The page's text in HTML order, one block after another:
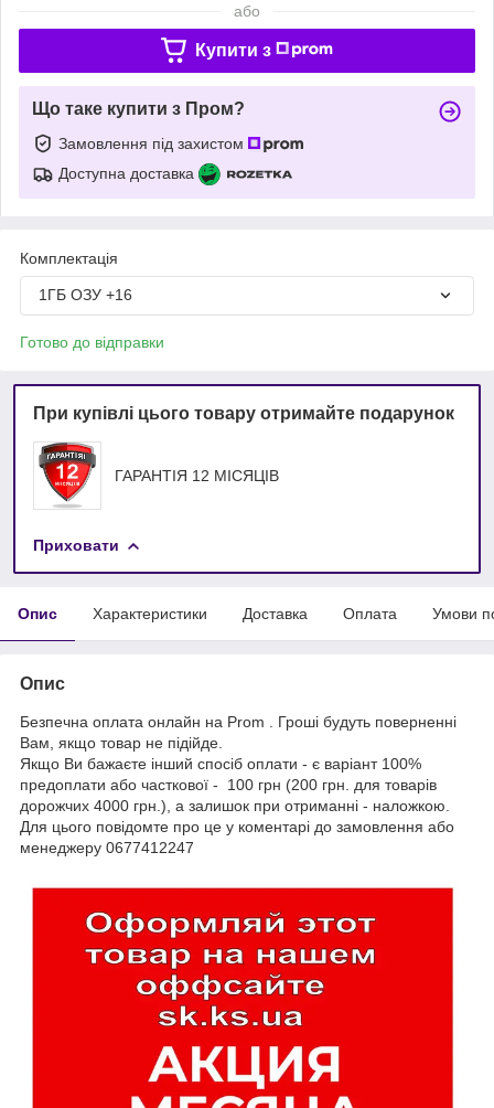
або
Купити з
Що таке купити з Пром?
Замовлення під захистом
Доступна доставка
Комплектація
1ГБ ОЗУ +16
Готово до відправки
При купівлі цього товару отримайте подарунок
ГАРАНТІЯ 12 МІСЯЦІВ
Приховати
Опис Характеристики Доставка Оплата Умови
Опис
Безпечна оплата онлайн на Prom . Гроші будуть поверненні
Вам, якщо товар не підійде.
Якщо Ви бажаєте інший спосіб оплати - є варіант 100%
предоплати або часткової - 100 грн (200 грн. для товарів
дорожчих 4000 грн.), а залишок при отриманні - наложкою.
Для цього повідомте про це у коментарі до замовлення або
менеджеру 0677412247